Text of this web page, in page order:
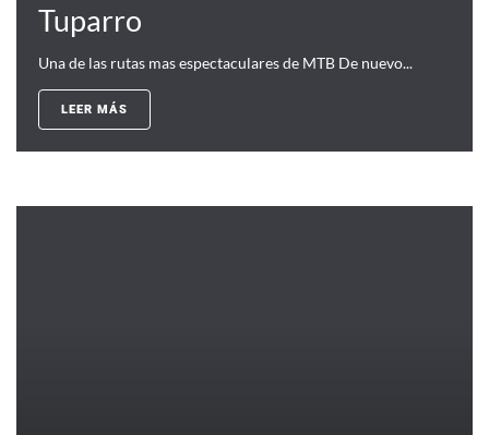
Tuparro
Una de las rutas mas espectaculares de MTB De nuevo...
LEER MÁS